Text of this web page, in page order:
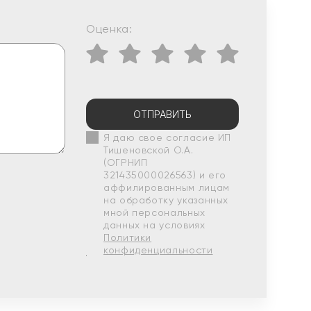
Оценка:
ОТПРАВИТЬ
Я даю свое согласие ИП
Тишеновской О.А.
(ОГРНИП
321435000026563) и его
аффилированным лицам
на обработку указанных
мной персональных
данных на условиях
Политики
конфиденциальности